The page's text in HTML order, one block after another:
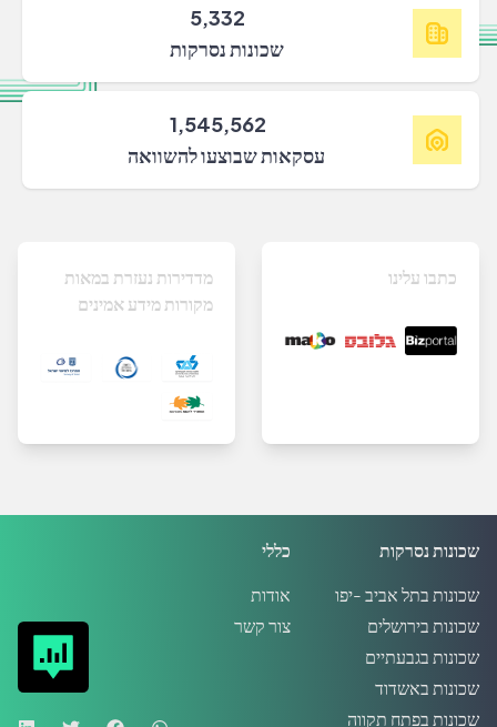
5,332
שכונות נסרקות
1,545,562
עסקאות שבוצעו להשוואה
מדדירות נעזרת במאות
מקורות מידע אמינים
כתבו עלינו
כללי
אודות
צור קשר
שכונות נסרקות
שכונות בתל אביב -יפו
שכונות בירושלים
שכונות בגבעתיים
שכונות באשדוד
שכונות בפתח תקווה